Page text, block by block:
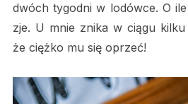
dwóch tygodni w lodówce. O
zje. U mnie znika w ciągu
że ciężko mu się oprzeć!